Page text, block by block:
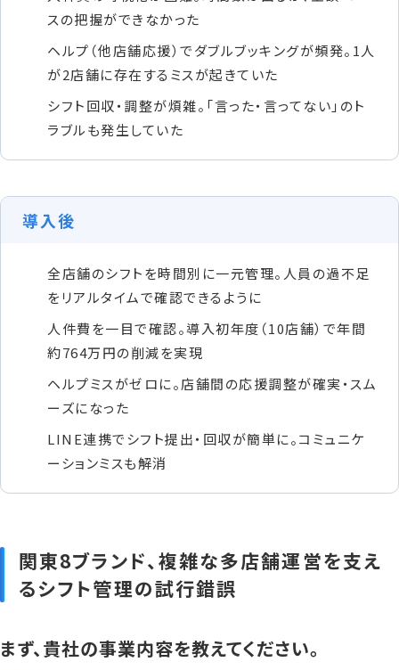
スの把握ができなかった
ヘルプ（他店舗応援）でダブルブッキングが頻発。1人
が2店舗に存在するミスが起きていた
シフト回収・調整が煩雑。「言った・言ってない」のト
ラブルも発生していた
導入後
全店舗のシフトを時間別に一元管理。人員の過不足
をリアルタイムで確認できるように
人件費を一目で確認。導入初年度（10店舗）で年間
約764万円の削減を実現
ヘルプミスがゼロに。店舗間の応援調整が確実・スム
ーズになった
LINE連携でシフト提出・回収が簡単に。コミュニケ
ーションミスも解消
関東8ブランド、複雑な多店舗運営を支え
るシフト管理の試行錯誤
まず、貴社の事業内容を教えてください。